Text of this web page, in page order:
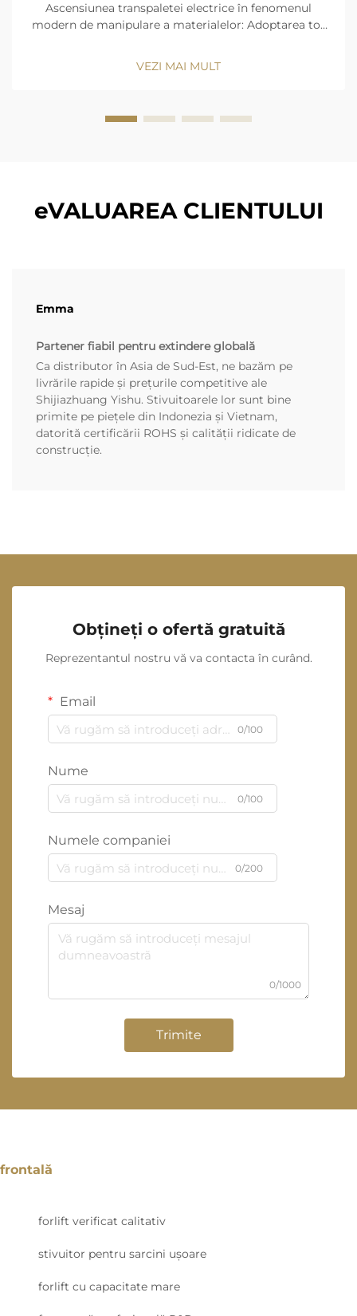
Ascensiunea transpaletei electrice în fenomenul
modern de manipulare a materialelor: Adoptarea tot
majoră către transpaletele electrice. Companiile
VEZI MAI MULT
eVALUAREA CLIENTULUI
Emma
Partener fiabil pentru extindere globală
Ca distributor în Asia de Sud-Est, ne bazăm pe
livrările rapide și prețurile competitive ale
Shijiazhuang Yishu. Stivuitoarele lor sunt bine
primite pe piețele din Indonezia și Vietnam,
datorită certificării ROHS și calității ridicate de
construcție.
Obțineți o ofertă gratuită
Reprezentantul nostru vă va contacta în curând.
Email
0/100
Nume
0/100
Numele companiei
0/200
Mesaj
0/1000
Trimite
frontală
forlift verificat calitativ
stivuitor pentru sarcini ușoare
forlift cu capacitate mare